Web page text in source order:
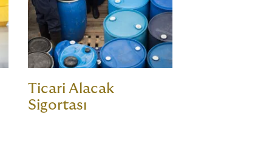
Ticari Alacak
Sigortası